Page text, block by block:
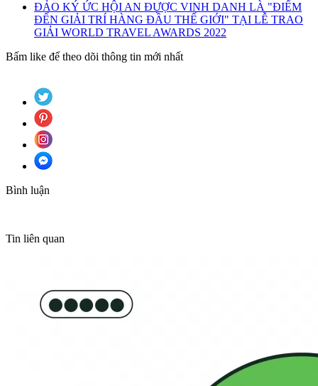
ĐẢO KÝ ỨC HỘI AN ĐƯỢC VINH DANH LÀ "ĐIỂM
ĐẾN GIẢI TRÍ HÀNG ĐẦU THẾ GIỚI" TẠI LỄ TRAO
GIẢI WORLD TRAVEL AWARDS 2022
Bấm like để theo dõi thông tin mới nhất
Bình luận
Tin liên quan